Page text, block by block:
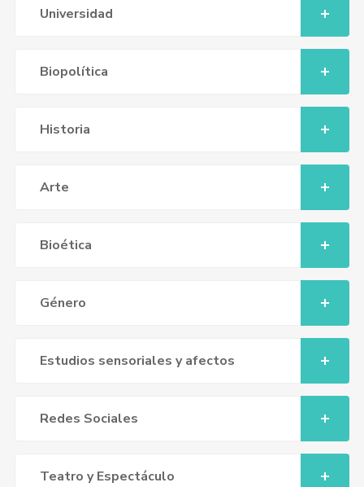
Universidad
Biopolítica
Historia
Arte
Bioética
Género
Estudios sensoriales y afectos
Redes Sociales
Teatro y Espectáculo